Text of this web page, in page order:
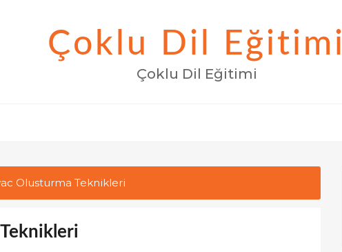
Çoklu Dil Eğitimi
Çoklu Dil Eğitimi
Olusturma Teknikleri